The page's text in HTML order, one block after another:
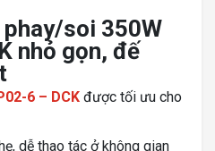
soi 350W
nhỏ gọn, đế
6 – DCK được tối ưu cho
dễ thao tác ở không gian